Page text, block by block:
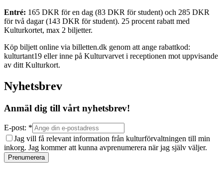
Entré: 165 DKR för en dag (83 DKR för student) och 285 DKR
för två dagar (143 DKR för student). 25 procent rabatt med
Kulturkortet, max 2 biljetter.
Köp biljett online via billetten.dk genom att ange rabattkod:
kulturtant19 eller inne på Kulturvarvet i receptionen mot uppvisande
av ditt Kulturkort.
Nyhetsbrev
Anmäl dig till vårt nyhetsbrev!
E-post: *
Jag vill få relevant information från kulturförvaltningen till min
inkorg. Jag kommer att kunna avprenumerera när jag själv väljer.
Prenumerera